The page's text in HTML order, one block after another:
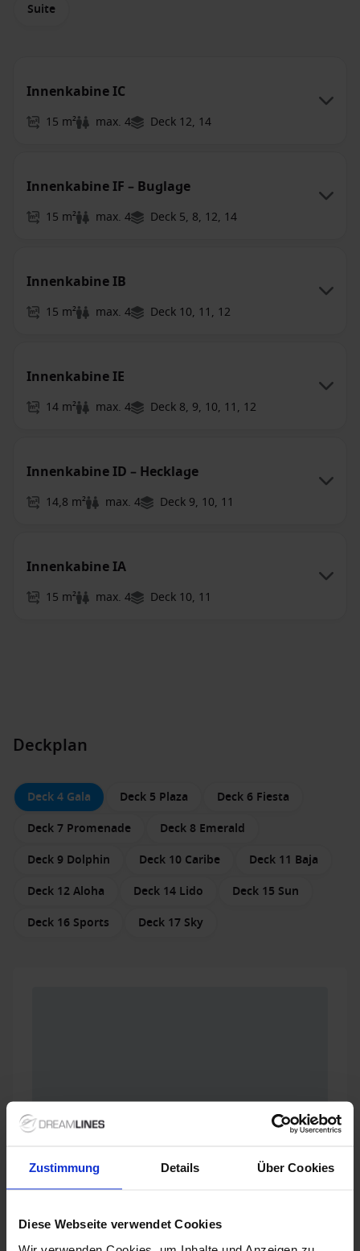
Zustimmung Details Über Cookies
Diese Webseite verwendet Cookies
Suite
Innenkabine IC
15 m² max. 4 Deck 12, 14
Innenkabine IF – Buglage
15 m² max. 4 Deck 5, 8, 12, 14
Innenkabine IB
15 m² max. 4 Deck 10, 11, 12
Innenkabine IE
14 m² max. 4 Deck 8, 9, 10, 11, 12
Innenkabine ID – Hecklage
14,8 m² max. 4 Deck 9, 10, 11
Innenkabine IA
15 m² max. 4 Deck 10, 11
Deckplan
Deck 4 Gala Deck 5 Plaza
Deck 6 Fiesta
Deck 7 Promenade
Deck 8 Emerald
Deck 9 Dolphin
Deck 10 Caribe
Deck 11 Baja
Deck 12 Aloha
Deck 14 Lido
Deck 15 Sun
Deck 16 Sports
Deck 17 Sky